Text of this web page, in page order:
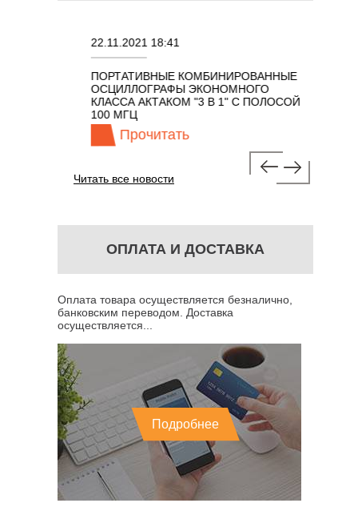
22.11.2021 18:41
ПОРТАТИВНЫЕ КОМБИНИРОВАННЫЕ
ОСЦИЛЛОГРАФЫ ЭКОНОМНОГО
КЛАССА АКТАКОМ "3 В 1" С ПОЛОСОЙ
100 МГЦ
Прочитать
Читать все новости
ОПЛАТА И ДОСТАВКА
Оплата товара осуществляется безналично,
банковским переводом. Доставка
осуществляется...
Подробнее